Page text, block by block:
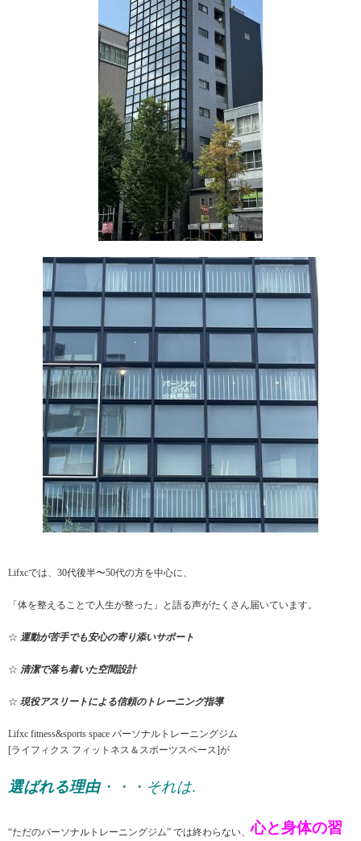
Lifxcでは、30代後半〜50代の方を中心に、
「体を整えることで人生が整った」 と語る声がたくさん届いています。
☆ 運動が苦手でも安心の寄り添いサポート
☆ 清潔で落ち着いた空間設計
☆ 現役アスリートによる信頼のトレーニング指導
Lifxc fitness&sports space パーソナルトレーニングジム
[ライフィクス フィットネス＆スポーツスペース]が
選ばれる理由・・・それは.
“ただのパーソナルトレーニングジム” では終わらない、心と身体の習